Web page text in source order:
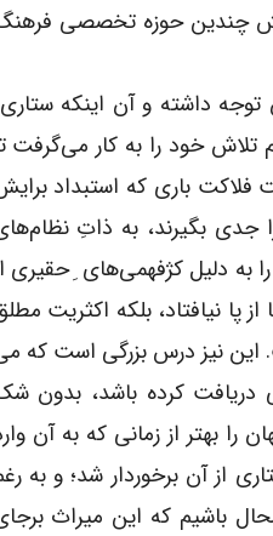
چندین حوزه تخصصی
داشته و آن اینکه
خود را به کار می‌گرفت
فلاکت باری که استبداد
جدی بگیرند، به ذاتِ
به دلیل کژفهمی‌های ِ حقیری
پا نیافتاد، بلکه اکثریت
این نیز درس بزرگی است که
دریافت کرده باشد، بدون
بهتر از زمانی که به آن
از آن برخوردار شد؛ و به
باشیم که این میراث